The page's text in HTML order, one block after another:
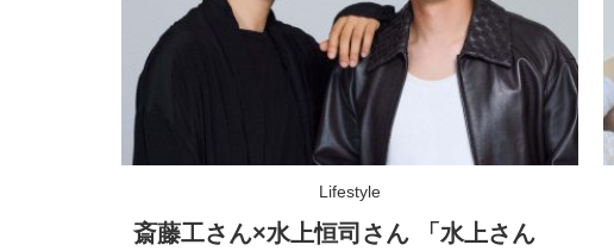
Lifestyle
斎藤工さん×水上恒司さん 「水上さん